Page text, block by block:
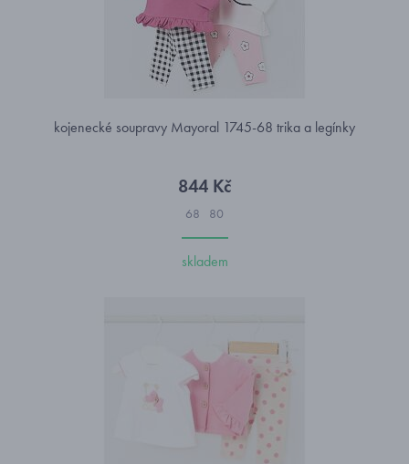
kojenecké soupravy Mayoral 1745-68 trika a legínky
844 Kč
68 80
skladem